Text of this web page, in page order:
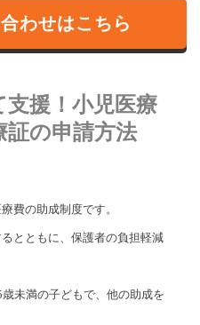
わせはこちら
援！小児医療
証の申請方法
費の助成制度です。
とともに、保護者の負担軽減
未満の子どもで、他の助成を